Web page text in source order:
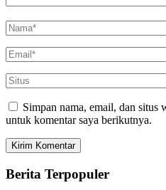
Simpan nama, email, dan situs
untuk komentar saya berikutnya.
Berita Terpopuler